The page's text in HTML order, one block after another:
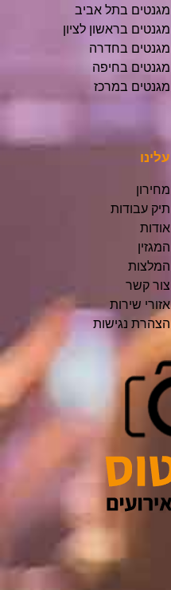
מגנטים בתל אביב
מגנטים בראשון לציון
מגנטים בחדרה
מגנטים בחיפה
מגנטים במרכז
עלינו
מחירון
תיק עבודות
אודות
המגזין
המלצות
צור קשר
אזורי שירות
הצהרת נגישות